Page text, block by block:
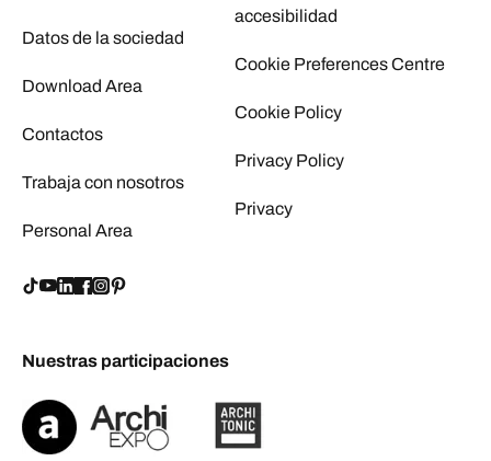
Datos de la sociedad
Download Area
Contactos
Trabaja con nosotros
Personal Area
accesibilidad
Cookie Preferences Centre
Cookie Policy
Privacy Policy
Privacy
Nuestras participaciones